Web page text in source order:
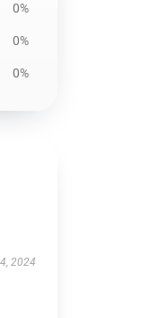
0%
0%
0%
2024